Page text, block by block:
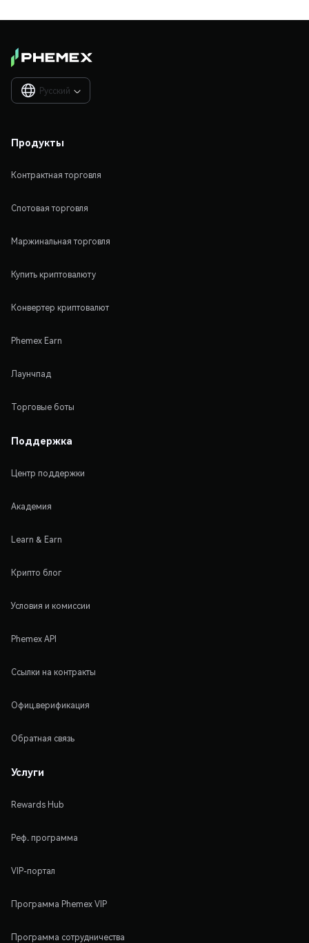
Русский 
Продукты
Контрактная торговля
Спотовая торговля
Маржинальная торговля
Купить криптовалюту
Конвертер криптовалют
Phemex Earn
Лаунчпад
Торговые боты
Поддержка
Центр поддержки
Академия
Learn & Earn
Крипто блог
Условия и комиссии
Phemex API
Ссылки на контракты
Офиц.верификация
Обратная связь
Услуги
Rewards Hub
Реф. программа
VIP-портал
Программа Phemex VIP
Программа сотрудничества